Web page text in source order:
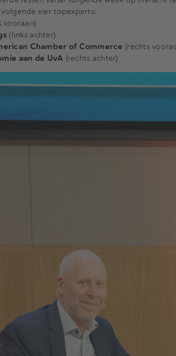
vier topexperts:
vooraan)
(links achter)
Chamber of Commerce (rechts
aan de UvA (rechts achter)